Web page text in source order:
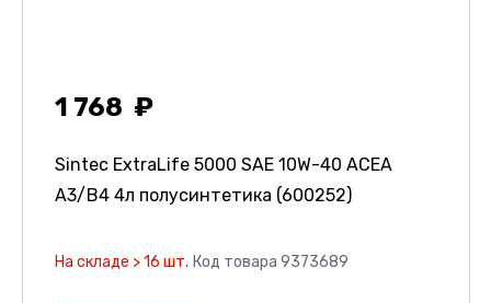
1 768
Sintec ExtraLife 5000 SAE 10W-40 ACEA
A3/B4 4л полусинтетика (600252)
На складе > 16 шт. Код товара 9373689